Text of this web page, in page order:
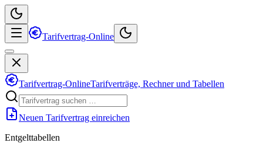
Tarifvertrag-Online
Tarifvertrag-OnlineTarifverträge, Rechner und Tabellen
Neuen Tarifvertrag einreichen
Entgelttabellen